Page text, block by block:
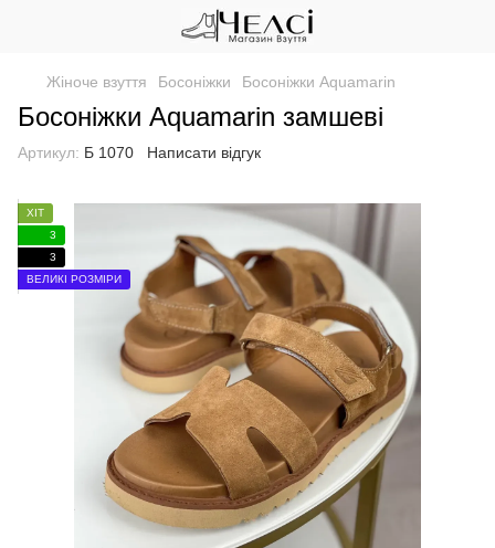
Жіноче взуття Босоніжки Босоніжки Aquamarin
Босоніжки Aquamarin замшеві
Артикул: Б 1070 Написати відгук
ХІТ
3
3
ВЕЛИКІ РОЗМІРИ